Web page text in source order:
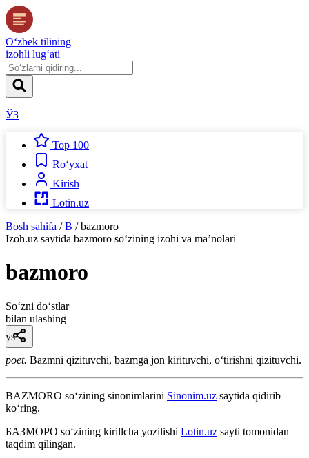
O‘zbek tilining
izohli lug‘ati
ЎЗ
Top 100
Ro‘yxat
Kirish
Lotin.uz
Bosh sahifa / B / bazmoro
Izoh.uz saytida bazmoro so‘zining izohi va ma’nolari
bazmoro
So‘zni do‘stlar
bilan ulashing
ys
poet. Bazmni qizituvchi, bazmga jon kirituvchi, oʻtirishni qizituvchi.
BAZMORO so‘zining sinonimlarini Sinonim.uz saytida qidirib
ko‘ring.
БАЗМОРО so‘zining kirillcha yozilishi Lotin.uz sayti tomonidan
taqdim qilingan.